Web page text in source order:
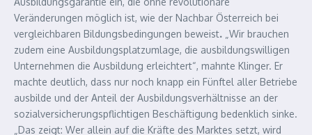
Veränderungen möglich ist, wie der Nachbar Österreich bei
vergleichbaren Bildungsbedingungen beweist. „Wir brauchen
zudem eine Ausbildungsplatzumlage, die ausbildungswilligen
Unternehmen die Ausbildung erleichtert“, mahnte Klinger. Er
machte deutlich, dass nur noch knapp ein Fünftel aller Betriebe
ausbilde und der Anteil der Ausbildungsverhältnisse an der
sozialversicherungspflichtigen Beschäftigung bedenklich sinke.
„Das zeigt: Wer allein auf die Kräfte des Marktes setzt, wird